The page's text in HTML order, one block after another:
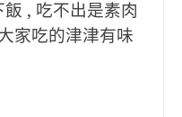
, 吃不出是素肉
家吃的津津有味